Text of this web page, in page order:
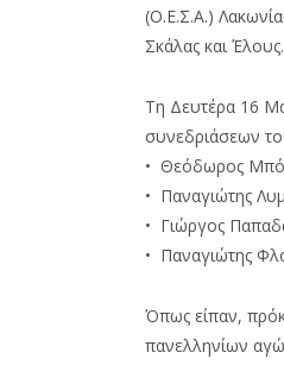
(Ο.Ε.Σ.Α.)
Σκάλας και Έλους.
Τη Δευτέρα 16
συνεδριάσεων
• Θεόδωρος
• Παναγιώτης
• Γιώργος
• Παναγιώτης
Όπως είπαν,
πανελληνίων